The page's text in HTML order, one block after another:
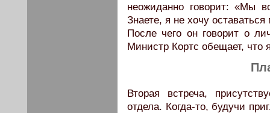
неожиданно говорит: «Мы
Знаете, я не хочу
После чего он говорит о
Министр Кортс обещает, что
Вторая встреча,
отдела. Когда-то, будучи